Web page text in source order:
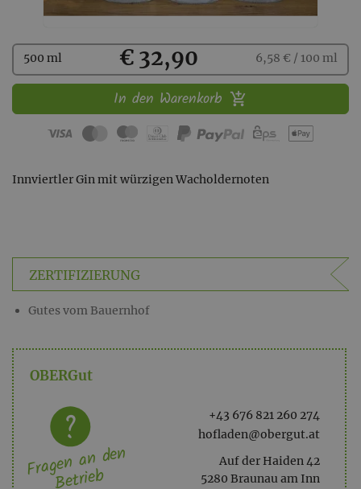
Kaufen
500 ml € 32,90 6,58 € / 100 ml
In den Warenkorb
Innviertler Gin mit würzigen Wacholdernoten
ZERTIFIZIERUNG
Gutes vom Bauernhof
OBERGut
+43 676 821 260 274
hofladen@obergut.at
Auf der Haiden 42
5280 Braunau am Inn
Fragen an den
Betrieb